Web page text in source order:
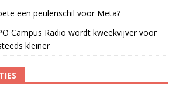
een peulenschil voor Meta?
Campus Radio wordt kweekvijver voor
kleiner